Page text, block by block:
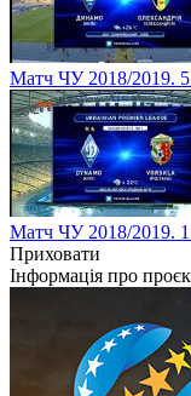
Матч ЧУ 2018/2019.
Матч ЧУ 2018/2019.
Приховати
Інформація про